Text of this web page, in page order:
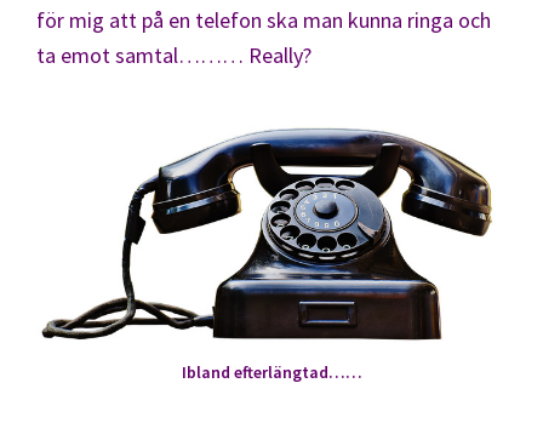
för mig att på en telefon ska man kunna ringa och
ta emot samtal……… Really?
Ibland efterlängtad……